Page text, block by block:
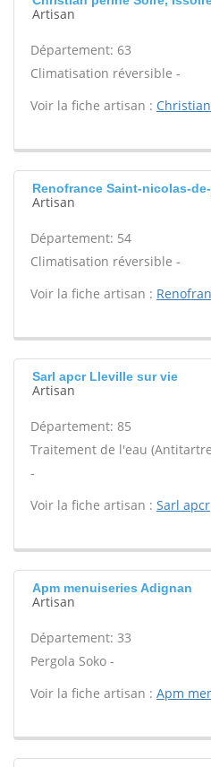
Artisan
Département: 63
Climatisation réversible -
Voir la fiche artisan :
Renofrance Saint-nicolas-
Artisan
Département: 54
Climatisation réversible -
Voir la fiche artisan :
Sarl apcr Lleville sur vie
Artisan
Département: 85
Traitement de l'eau
-
Voir la fiche artisan : Sarl apcr
Apm menuiseries Adignan
Artisan
Département: 33
Pergola Soko -
Voir la fiche artisan : Apm